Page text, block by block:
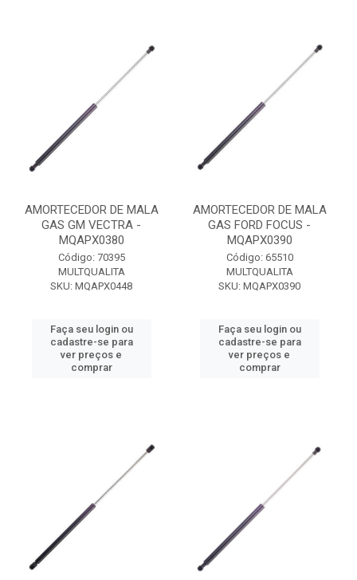
AMORTECEDOR DE MALA
GAS GM VECTRA -
MQAPX0380
Código: 70395
MULTQUALITA
SKU: MQAPX0448
Faça seu login ou
cadastre-se para
ver preços e
comprar
AMORTECEDOR DE MALA
GAS FORD FOCUS -
MQAPX0390
Código: 65510
MULTQUALITA
SKU: MQAPX0390
Faça seu login ou
cadastre-se para
ver preços e
comprar